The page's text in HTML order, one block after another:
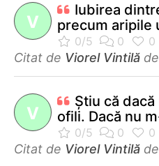
V
Iubirea
precum aripile
Citat de Viorel Vintilă
V
Ştiu că
ofili. Dacă nu
Citat de Viorel Vintilă